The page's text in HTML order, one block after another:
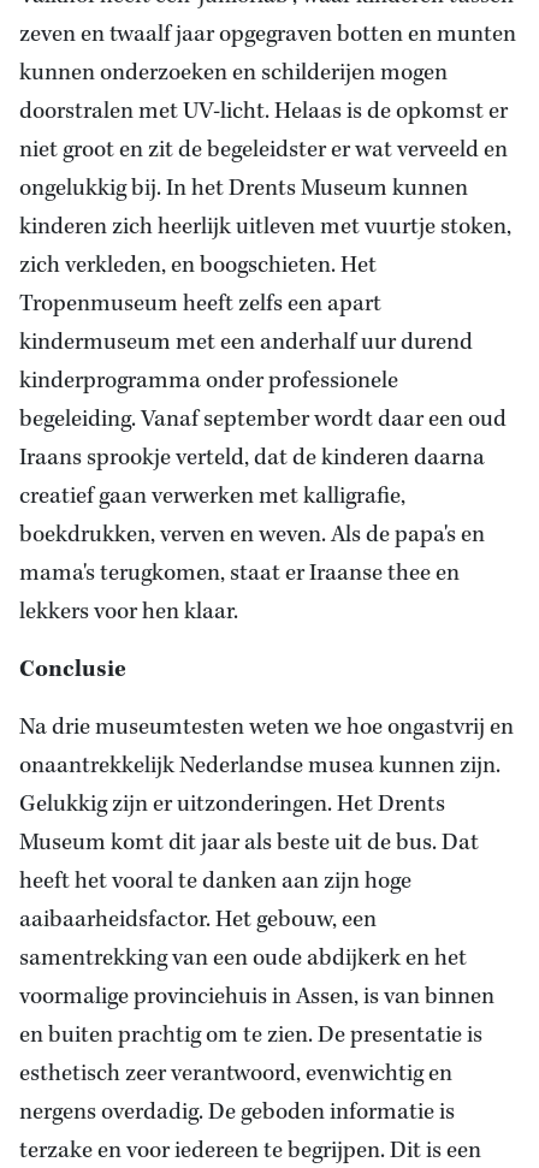
zeven en twaalf jaar opgegraven botten en munten
kunnen onderzoeken en schilderijen mogen
doorstralen met UV-licht. Helaas is de opkomst er
niet groot en zit de begeleidster er wat verveeld en
ongelukkig bij. In het Drents Museum kunnen
kinderen zich heerlijk uitleven met vuurtje stoken,
zich verkleden, en boogschieten. Het
Tropenmuseum heeft zelfs een apart
kindermuseum met een anderhalf uur durend
kinderprogramma onder professionele
begeleiding. Vanaf september wordt daar een oud
Iraans sprookje verteld, dat de kinderen daarna
creatief gaan verwerken met kalligrafie,
boekdrukken, verven en weven. Als de papa's en
mama's terugkomen, staat er Iraanse thee en
lekkers voor hen klaar.
Conclusie
Na drie museumtesten weten we hoe ongastvrij en
onaantrekkelijk Nederlandse musea kunnen zijn.
Gelukkig zijn er uitzonderingen. Het Drents
Museum komt dit jaar als beste uit de bus. Dat
heeft het vooral te danken aan zijn hoge
aaibaarheidsfactor. Het gebouw, een
samentrekking van een oude abdijkerk en het
voormalige provinciehuis in Assen, is van binnen
en buiten prachtig om te zien. De presentatie is
esthetisch zeer verantwoord, evenwichtig en
nergens overdadig. De geboden informatie is
terzake en voor iedereen te begrijpen. Dit is een